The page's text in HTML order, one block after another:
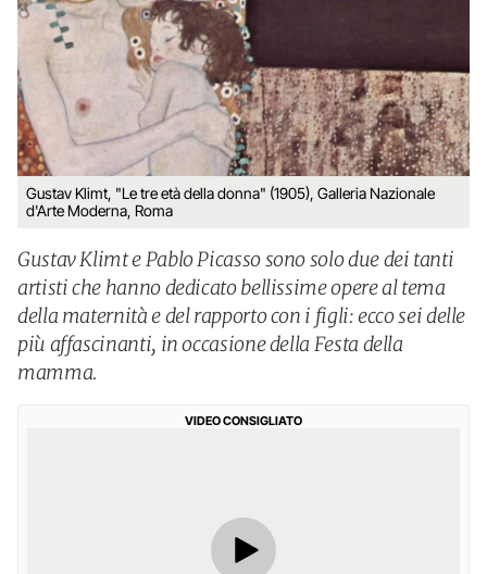
Gustav Klimt, "Le tre età della donna" (1905), Galleria Nazionale
d'Arte Moderna, Roma
Gustav Klimt e Pablo Picasso sono solo due dei tanti
artisti che hanno dedicato bellissime opere al tema
della maternità e del rapporto con i figli: ecco sei delle
più affascinanti, in occasione della Festa della
mamma.
VIDEO CONSIGLIATO